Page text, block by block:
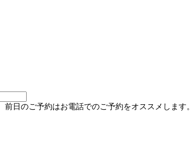
日のご予約はお電話でのご予約をオススメします。